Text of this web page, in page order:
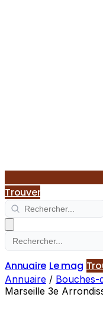
Trouver
Annuaire Le mag
Annuaire / Bouches-
Marseille 3e